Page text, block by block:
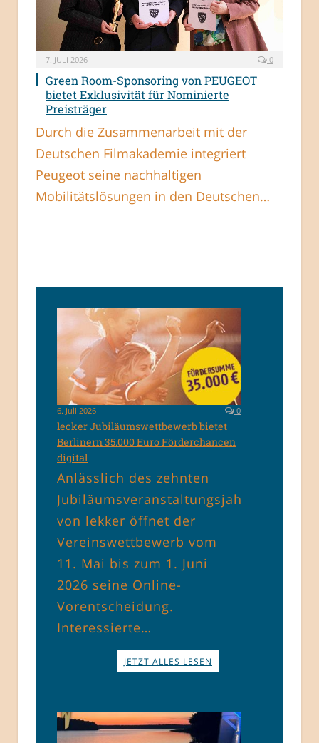
7. JULI 2026 0
Green Room-Sponsoring von PEUGEOT
bietet Exklusivität für Nominierte
Preisträger
Durch die Zusammenarbeit mit der
Deutschen Filmakademie integriert
Peugeot seine nachhaltigen
Mobilitätslösungen in den Deutschen…
6. Juli 2026 0
lecker Jubiläumswettbewerb bietet
Berlinern 35.000 Euro Förderchancen
digital
Anlässlich des zehnten
Jubiläumsveranstaltungsjahrs
von lekker öffnet der
Vereinswettbewerb vom
11. Mai bis zum 1. Juni
2026 seine Online-
Vorentscheidung.
Interessierte…
JETZT ALLES LESEN